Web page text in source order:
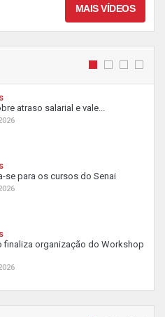
MAIS VÍDEOS
atraso salarial e vale...
se para os cursos do Senai
finaliza organização do Workshop